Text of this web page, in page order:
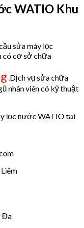
WATIO Khu
sửa máy lọc
có cơ sở chữa
.Dịch vụ sửa chữa
nhân viên có kỹ thuật
lọc nước WATIO tại
Đa